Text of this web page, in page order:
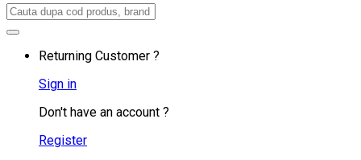
Search
Returning Customer ?
Sign in
Don't have an account ?
Register